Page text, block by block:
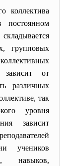
коллектива
постоянном
групповых
от
различных
так
уровня
зависит
учеников
навыков,